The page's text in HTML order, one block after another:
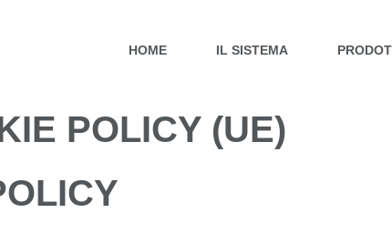
HOME IL SISTEMA
POLICY (UE)